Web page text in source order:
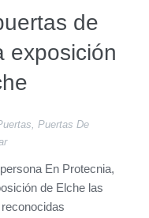
de
exposición
Puertas De
En Protecnia,
de Elche las